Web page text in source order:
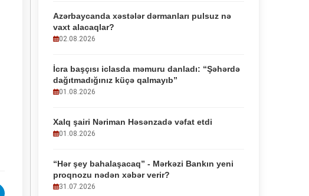
Azərbaycanda xəstələr dərmanları pulsuz nə
vaxt alacaqlar?
02.08.2026
İcra başçısı iclasda məmuru danladı: “Şəhərdə
dağıtmadığınız küçə qalmayıb”
01.08.2026
Xalq şairi Nəriman Həsənzadə vəfat etdi
01.08.2026
“Hər şey bahalaşacaq” - Mərkəzi Bankın yeni
proqnozu nədən xəbər verir?
31.07.2026